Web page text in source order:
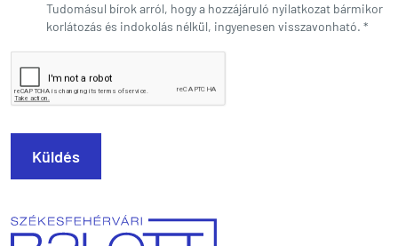
Tudomásul bírok arról, hogy a hozzájáruló nyilatkozat bármikor
korlátozás és indokolás nélkül, ingyenesen visszavonható. *
Küldés